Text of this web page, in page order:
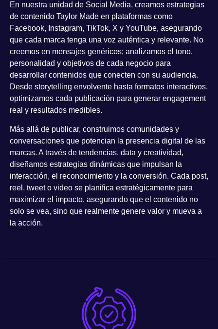
En nuestra unidad de Social Media, creamos estrategias
de contenido Taylor Made en plataformas como
Facebook, Instagram, TikTok, X y YouTube, asegurando
que cada marca tenga una voz auténtica y relevante. No
creemos en mensajes genéricos; analizamos el tono,
personalidad y objetivos de cada negocio para
desarrollar contenidos que conecten con su audiencia.
Desde storytelling envolvente hasta formatos interactivos,
optimizamos cada publicación para generar engagement
real y resultados medibles.
Más allá de publicar, construimos comunidades y
conversaciones que potencian la presencia digital de las
marcas. A través de tendencias, data y creatividad,
diseñamos estrategias dinámicas que impulsan la
interacción, el reconocimiento y la conversión. Cada post,
reel, tweet o video se planifica estratégicamente para
maximizar el impacto, asegurando que el contenido no
solo se vea, sino que realmente genere valor y mueva a
la acción.